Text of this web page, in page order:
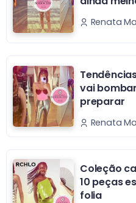
Renata
vai
preparar
Renata
Coleção
10 peças
folia